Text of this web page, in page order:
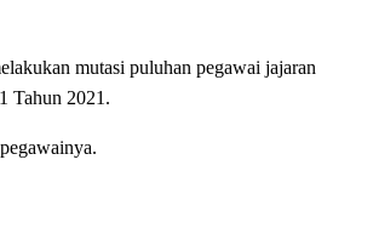
mutasi puluhan pegawai jajaran
Tahun 2021.